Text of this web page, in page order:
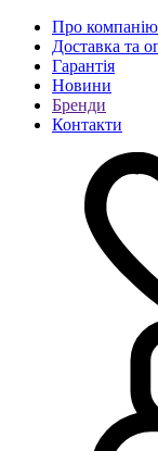
Про компанію
Доставка та
Гарантія
Новини
Бренди
Контакти